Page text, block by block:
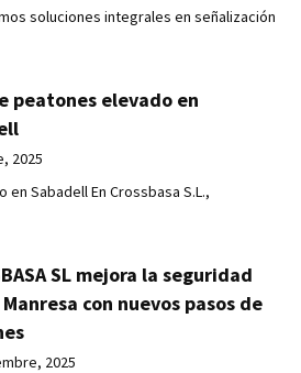
soluciones integrales en señalización
peatones elevado en
2025
Sabadell En Crossbasa S.L.,
SL mejora la seguridad
con nuevos pasos de
2025